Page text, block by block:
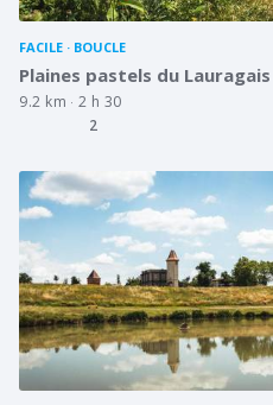
FACILE BOUCLE
Plaines pastels du Lauragais
9.2 km
2 h 30
2